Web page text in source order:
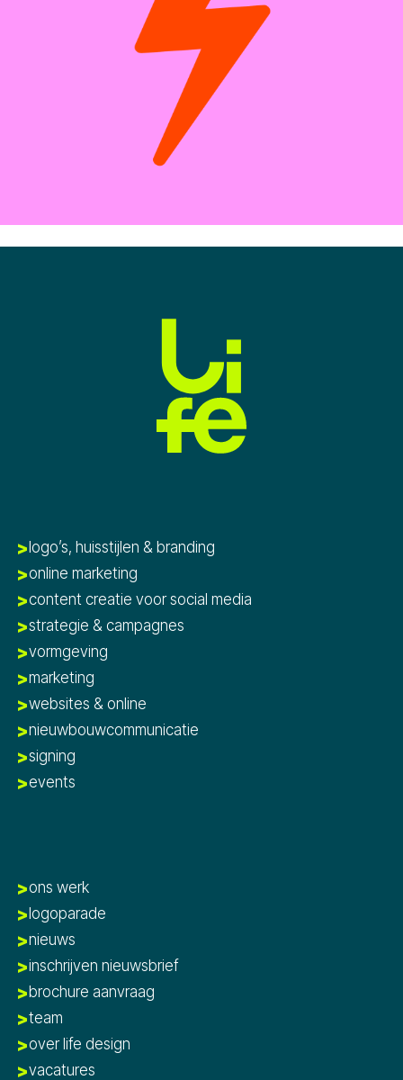
logo’s, huisstijlen & branding
online marketing
content creatie voor social media
strategie & campagnes
vormgeving
marketing
websites & online
nieuwbouwcommunicatie
signing
events
ons werk
logoparade
nieuws
inschrijven nieuwsbrief
brochure aanvraag
team
over life design
vacatures